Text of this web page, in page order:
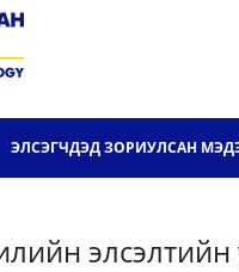
ЭЛСЭГЧДЭД ЗОРИУЛСАН
элсэлтийн